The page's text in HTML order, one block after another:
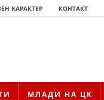
КАРАКТЕР КОНТАКТ
МЛАДИ НА ЦК